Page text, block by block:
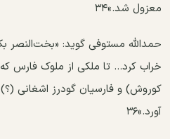
معزول شد.»۳۴
حمدالله مستوفی گوید: «بخت‌النصر
کوروش) و فارسیان گودرز اشغانی (؟)
آورد.»۳۶